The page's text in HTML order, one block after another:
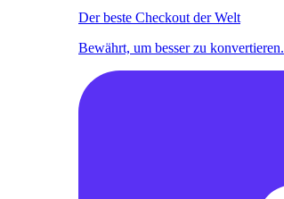
Der beste Checkout der Welt
Bewährt, um besser zu konvertieren.